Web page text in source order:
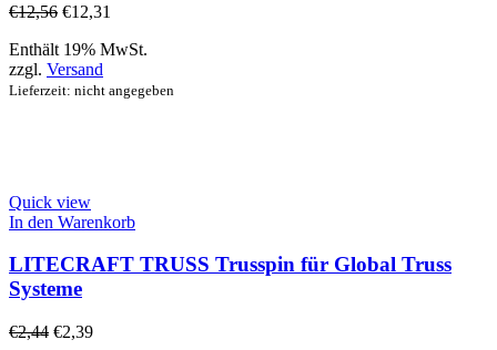
€12,56 €12,31
Enthält 19% MwSt.
zzgl. Versand
Lieferzeit: nicht angegeben
Quick view
In den Warenkorb
LITECRAFT TRUSS Trusspin für Global Truss
Systeme
€2,44 €2,39